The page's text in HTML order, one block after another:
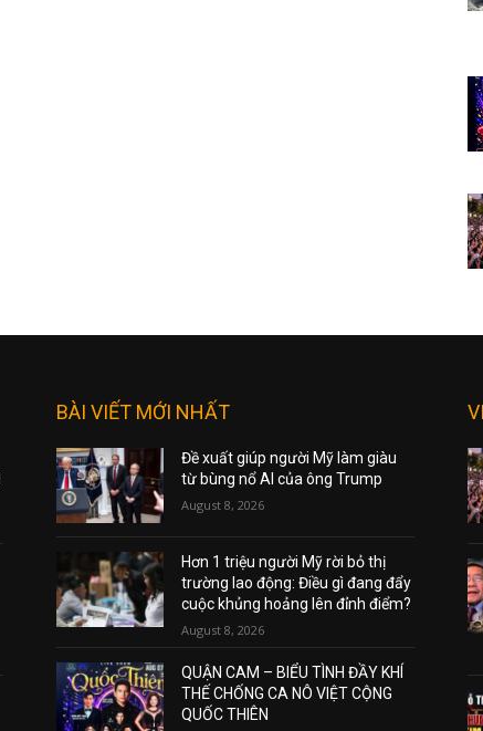
BÀI VIẾT MỚI NHẤT
Đề xuất giúp người Mỹ làm giàu
từ bùng nổ AI của ông Trump
August 8, 2026
Hơn 1 triệu người Mỹ rời bỏ thị
trường lao động: Điều gì đang đẩy
cuộc khủng hoảng lên đỉnh điểm?
August 8, 2026
QUẬN CAM – BIỂU TÌNH ĐẦY KHÍ
THẾ CHỐNG CA NÔ VIỆT CỘNG
QUỐC THIÊN